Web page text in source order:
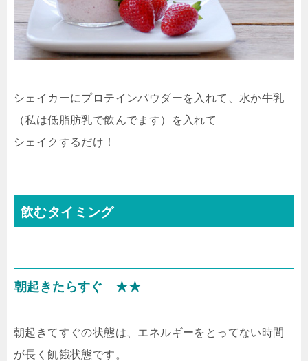
シェイカーにプロテインパウダーを入れて、水か牛乳
（私は低脂肪乳で飲んでます）を入れて
シェイクするだけ！
飲むタイミング
朝起きたらすぐ ★★
朝起きてすぐの状態は、エネルギーをとってない時間
が長く飢餓状態です。